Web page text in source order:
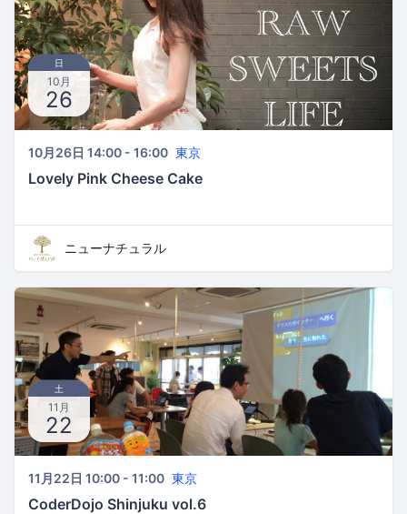
日
10月
26
10月26日 14:00 - 16:00 東京
Lovely Pink Cheese Cake
ニューナチュラル
土
11月
22
11月22日 10:00 - 11:00 東京
CoderDojo Shinjuku vol.6